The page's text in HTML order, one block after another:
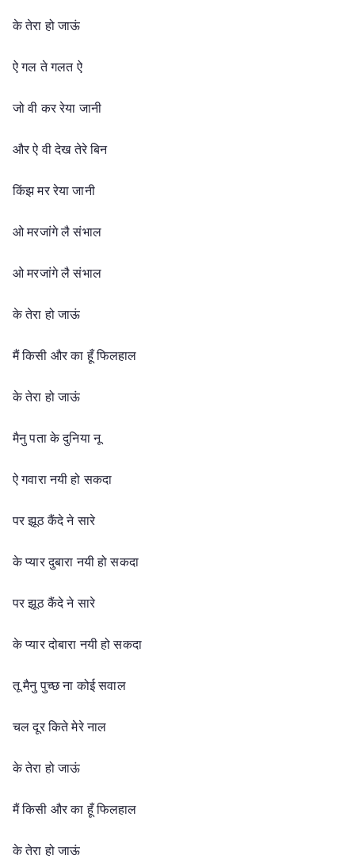
के तेरा हो जाऊं
ऐ गल ते गलत ऐ
जो वी कर रेया जानी
और ऐ वी देख तेरे बिन
किंझ मर रेया जानी
ओ मरजांगे लै संभाल
ओ मरजांगे लै संभाल
के तेरा हो जाऊं
मैं किसी और का हूँ फिलहाल
के तेरा हो जाऊं
मैनु पता के दुनिया नू
ऐ गवारा नयी हो सकदा
पर झूठ कैंदे ने सारे
के प्यार दुबारा नयी हो सकदा
पर झूठ कैंदे ने सारे
के प्यार दोबारा नयी हो सकदा
तू मैनु पुच्छ ना कोई सवाल
चल दूर किते मेरे नाल
के तेरा हो जाऊं
मैं किसी और का हूँ फिलहाल
के तेरा हो जाऊं